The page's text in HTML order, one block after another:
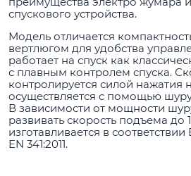
спускового устройства.
Модель отличается
вертлюгом для удобства
работает на спуск как
с плавным контролем спуска.
контролируется силой нажатия
осуществляется с помощью
В зависимости от мощности
развивать скорость подъема до
изготавливается в соответствии
EN 341:2011.